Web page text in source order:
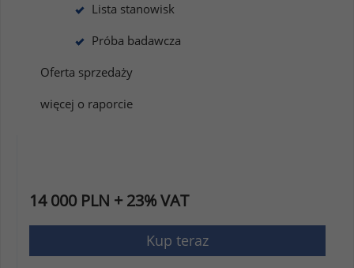
Lista stanowisk
Próba badawcza
Oferta sprzedaży
więcej o raporcie
14 000 PLN + 23% VAT
Kup teraz